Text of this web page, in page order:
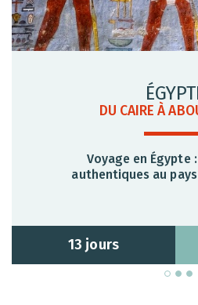
DU CAIRE À
Voyage en Égypte
authentiques au
13 jours